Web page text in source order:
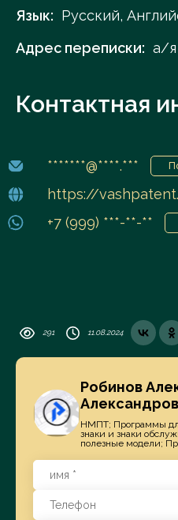
Язык: Русский,
Адрес переписки: а/я
Контактная
*******@****.***
https://
+7 (999) ***-**-**
291 11.08.2024
Робинов
НМПТ; Программы
знаки и знаки
полезные модели;